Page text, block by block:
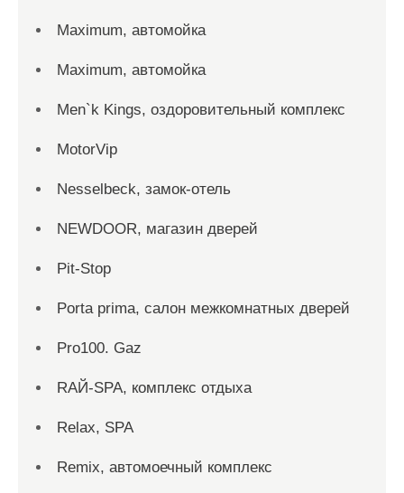
Maximum, автомойка
Maximum, автомойка
Men`k Kings, оздоровительный комплекс
MotorVip
Nesselbeck, замок-отель
NEWDOOR, магазин дверей
Pit-Stop
Porta prima, салон межкомнатных дверей
Pro100. Gaz
RAЙ-SPA, комплекс отдыха
Relax, SPA
Remix, автомоечный комплекс